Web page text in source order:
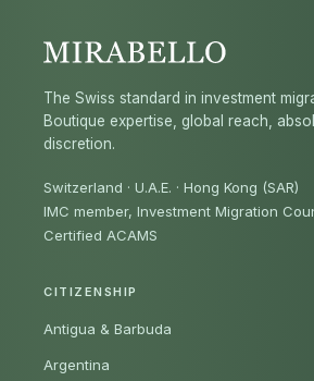
The Swiss standard in investment
Boutique expertise, global reach,
discretion.
Switzerland · U.A.E. · Hong Kong (SAR)
IMC member, Investment Migration
Certified ACAMS
CITIZENSHIP
Antigua & Barbuda
Argentina